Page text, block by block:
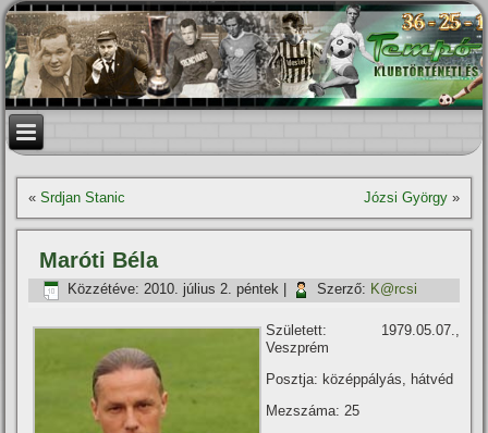
«Srdjan Stanic Józsi György»
Maróti Béla
Közzétéve: 2010. július 2. péntek Szerző: K@rcsi
Született: 1979.05.07.,
Veszprém
Posztja: középpályás, hátvéd
Mezszáma: 25